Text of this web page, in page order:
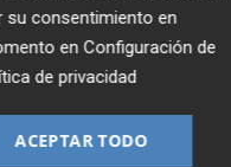
su consentimiento en
enConfiguración de
de privacidad
ACEPTAR TODO